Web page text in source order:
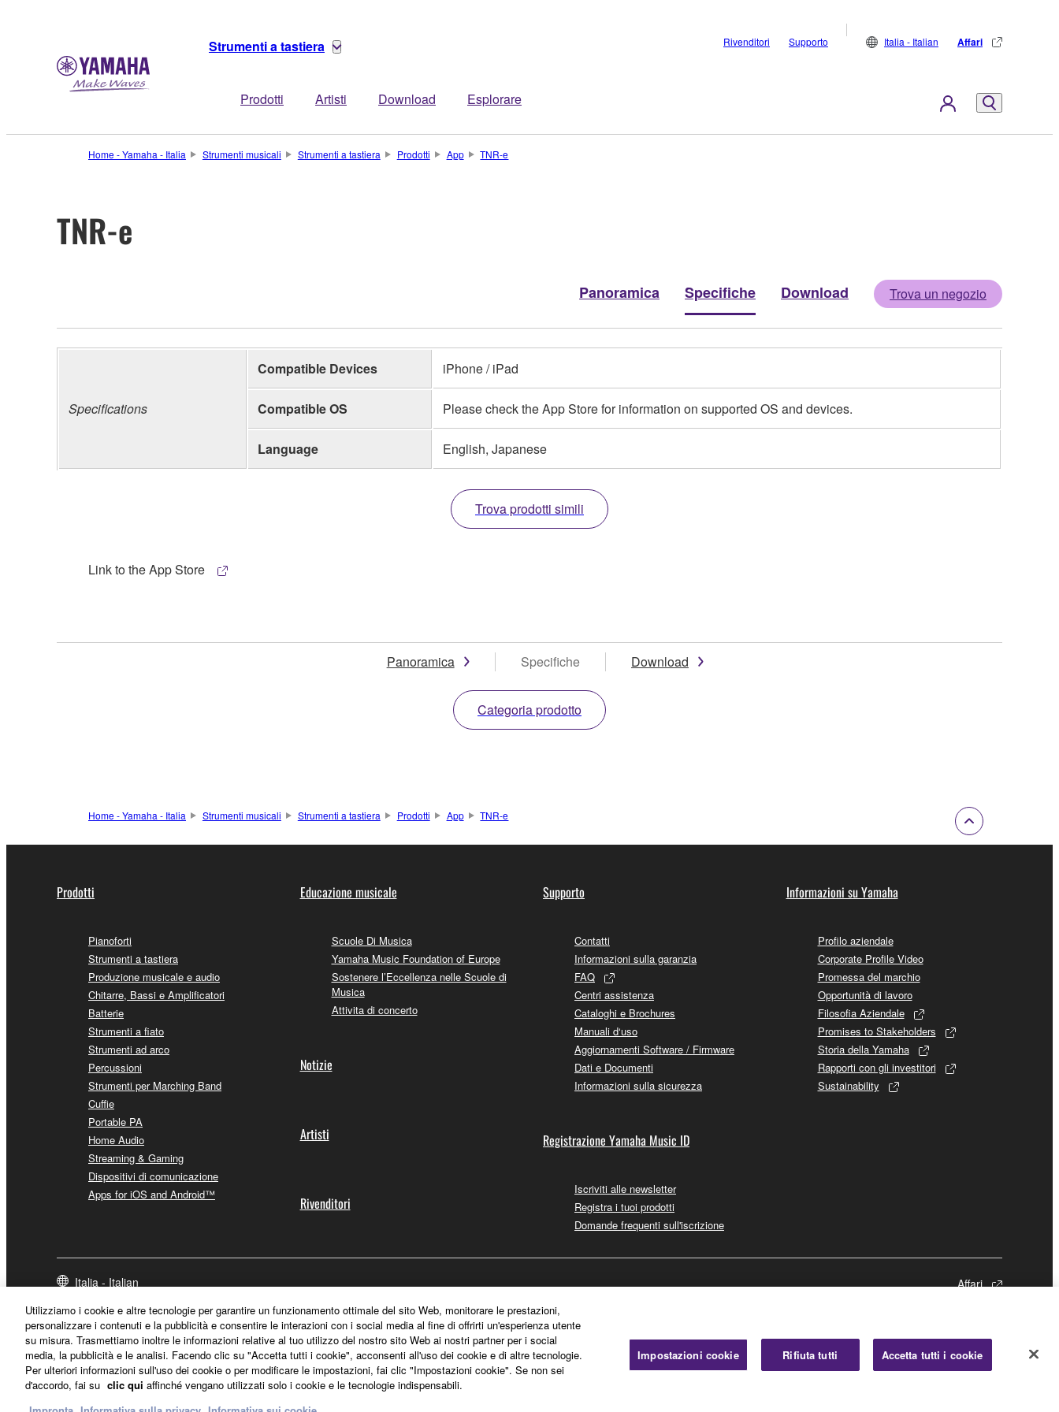
Strumenti a tastiera
Prodotti Artisti Download Esplorare
Rivenditori Supporto Italia - Italian Affari
Home - Yamaha - Italia Strumenti musicali Strumenti a tastiera Prodotti App TNR-e
TNR-e
Panoramica Specifiche Download Trova un negozio
Specifications
Compatible Devices iPhone / iPad
Compatible OS Please check the App Store for information on supported OS and devices.
Language English, Japanese
Trova prodotti simili
Link to the App Store
Panoramica Specifiche Download
Categoria prodotto
Home - Yamaha - Italia Strumenti musicali Strumenti a tastiera Prodotti App TNR-e
Prodotti
Pianoforti
Strumenti a tastiera
Produzione musicale e audio
Chitarre, Bassi e Amplificatori
Batterie
Strumenti a fiato
Strumenti ad arco
Percussioni
Strumenti per Marching Band
Cuffie
Portable PA
Home Audio
Streaming & Gaming
Dispositivi di comunicazione
Apps for iOS and Android™
Educazione musicale
Scuole Di Musica
Yamaha Music Foundation of Europe
Sostenere l’Eccellenza nelle Scuole di
Musica
Attivita di concerto
Notizie
Artisti
Rivenditori
Supporto
Contatti
Informazioni sulla garanzia
FAQ
Centri assistenza
Cataloghi e Brochures
Manuali d‘uso
Aggiornamenti Software / Firmware
Dati e Documenti
Informazioni sulla sicurezza
Registrazione Yamaha Music ID
Iscriviti alle newsletter
Registra i tuoi prodotti
Domande frequenti sull'iscrizione
Informazioni su Yamaha
Profilo aziendale
Corporate Profile Video
Promessa del marchio
Opportunità di lavoro
Filosofia Aziendale
Promises to Stakeholders
Storia della Yamaha
Rapporti con gli investitori
Sustainability
Italia - Italian Affari
Utilizziamo i cookie e altre tecnologie per garantire un funzionamento ottimale del sito Web, monitorare le prestazioni,
personalizzare i contenuti e la pubblicità e consentire le interazioni con i social media al fine di offrirti un'esperienza utente
su misura. Trasmettiamo inoltre le informazioni relative al tuo utilizzo del nostro sito Web ai nostri partner per i social
media, la pubblicità e le analisi. Facendo clic su "Accetta tutti i cookie", acconsenti all'uso dei cookie e di altre tecnologie.
Per ulteriori informazioni sull'uso dei cookie o per modificare le impostazioni, fai clic "Impostazioni cookie". Se non sei
d'accordo, fai su clic qui affinché vengano utilizzati solo i cookie e le tecnologie indispensabili.
Impostazioni cookie Rifiuta tutti Accetta tutti i cookie